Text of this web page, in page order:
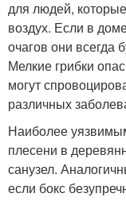
для людей,
воздух. Если в
очагов они всегда
Мелкие грибки
могут
различных
Наиболее
плесени в
санузел.
если бокс